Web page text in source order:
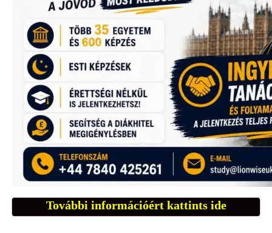
További információért kattints ide